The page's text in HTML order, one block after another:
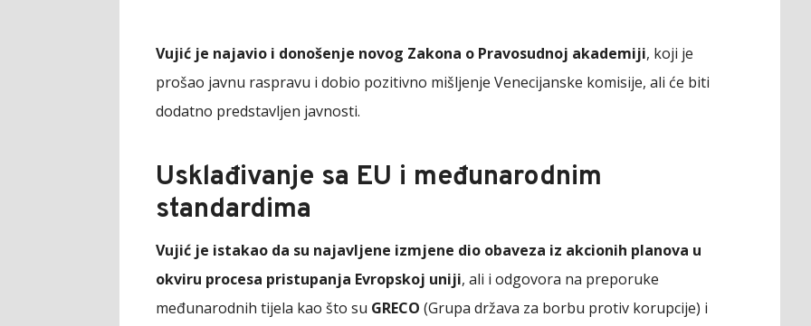
Vujić je najavio i donošenje novog Zakona o Pravosudnoj akademiji, koji je
prošao javnu raspravu i dobio pozitivno mišljenje Venecijanske komisije, ali će biti
dodatno predstavljen javnosti.
Usklađivanje sa EU i međunarodnim
standardima
Vujić je istakao da su najavljene izmjene dio obaveza iz akcionih planova u
okviru procesa pristupanja Evropskoj uniji, ali i odgovora na preporuke
međunarodnih tijela kao što su GRECO (Grupa država za borbu protiv korupcije) i